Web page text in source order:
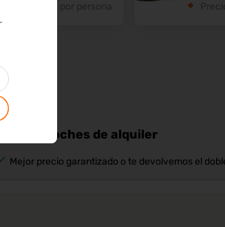
tren y coches de alquiler
Mejor precio garantizado o te devolvemos el